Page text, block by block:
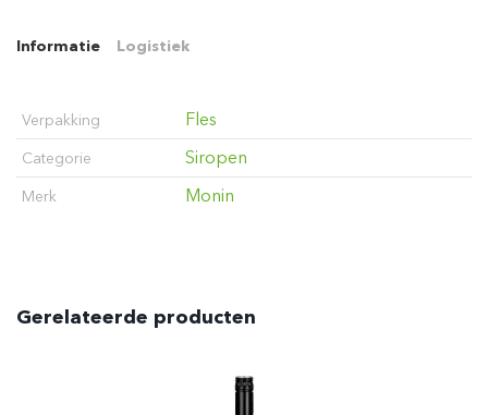
Informatie Logistiek
Verpakking Fles
Categorie Siropen
Merk Monin
Gerelateerde producten